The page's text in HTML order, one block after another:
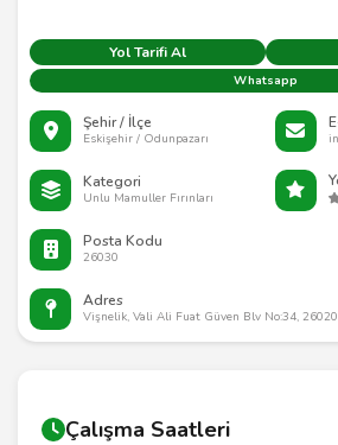
Yol Tarifi Al
Whatsapp
Şehir / İlçe
Eskişehir / Odunpazarı
Kategori
Unlu Mamuller Fırınları
Posta Kodu
26030
Adres
Vişnelik, Vali Ali Fuat Güven Blv No:34,
Çalışma Saatleri